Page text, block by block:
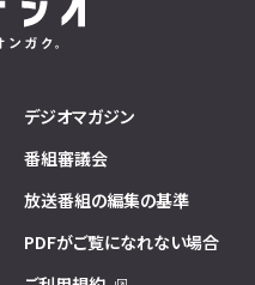
デジオマガジン
番組審議会
放送番組の編集の基準
PDFがご覧になれない場合